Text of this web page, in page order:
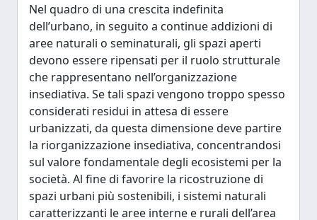
Nel quadro di una crescita indefinita
dell’urbano, in seguito a continue addizioni di
aree naturali o seminaturali, gli spazi aperti
devono essere ripensati per il ruolo strutturale
che rappresentano nell’organizzazione
insediativa. Se tali spazi vengono troppo spesso
considerati residui in attesa di essere
urbanizzati, da questa dimensione deve partire
la riorganizzazione insediativa, concentrandosi
sul valore fondamentale degli ecosistemi per la
società. Al fine di favorire la ricostruzione di
spazi urbani più sostenibili, i sistemi naturali
caratterizzanti le aree interne e rurali dell’area